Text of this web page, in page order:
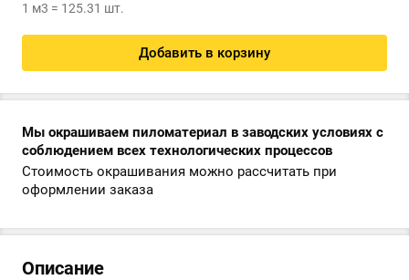
1 м3 = 125.31 шт.
Добавить в корзину
Мы окрашиваем пиломатериал в заводских условиях с
соблюдением всех технологических процессов
Стоимость окрашивания можно рассчитать при
оформлении заказа
Описание